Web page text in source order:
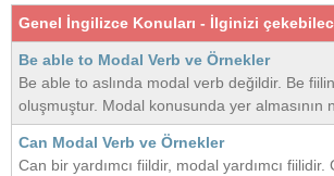
Genel İngilizce Konuları - İlginizi
Be able to Modal Verb ve Örnekler
Be able to aslında modal verb değildir. Be
oluşmuştur. Modal konusunda yer almasının
Can Modal Verb ve Örnekler
Can bir yardımcı fiildir, modal yardımcı